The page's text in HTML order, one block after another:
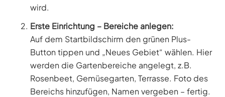
wird.
Erste Einrichtung – Bereiche anlegen:
Auf dem Startbildschirm den grünen Plus-
Button tippen und „Neues Gebiet“ wählen. Hier
werden die Gartenbereiche angelegt, z.B.
Rosenbeet, Gemüsegarten, Terrasse. Foto des
Bereichs hinzufügen, Namen vergeben – fertig.